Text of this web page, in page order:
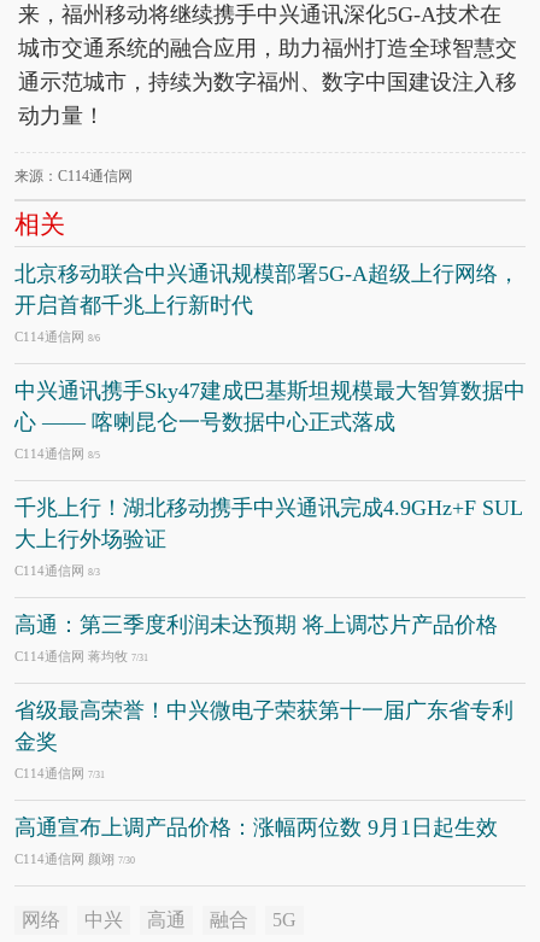
来，福州移动将继续携手中兴通讯深化5G-A技术在
城市交通系统的融合应用，助力福州打造全球智慧交
通示范城市，持续为数字福州、数字中国建设注入移
动力量！
来源：C114通信网
相关
北京移动联合中兴通讯规模部署5G-A超级上行网络，
开启首都千兆上行新时代
C114通信网 8/6
中兴通讯携手Sky47建成巴基斯坦规模最大智算数据中
心 —— 喀喇昆仑一号数据中心正式落成
C114通信网 8/5
千兆上行！湖北移动携手中兴通讯完成4.9GHz+F SUL
大上行外场验证
C114通信网 8/3
高通：第三季度利润未达预期 将上调芯片产品价格
C114通信网 蒋均牧 7/31
省级最高荣誉！中兴微电子荣获第十一届广东省专利
金奖
C114通信网 7/31
高通宣布上调产品价格：涨幅两位数 9月1日起生效
C114通信网 颜翊 7/30
网络 中兴 高通 融合 5G